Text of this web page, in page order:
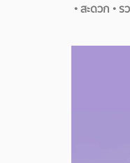
• สะดวก • ร